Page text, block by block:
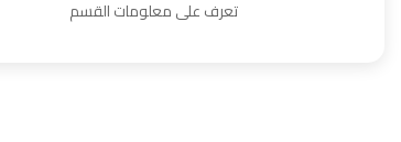
تعرف على معلومات القسم